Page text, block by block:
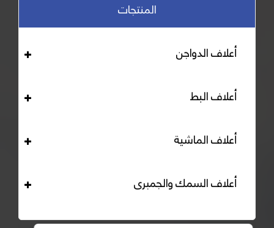
المنتجات
أعلاف الدواجن
أعلاف البط
أعلاف الماشية
أعلاف السمك والجمبرى